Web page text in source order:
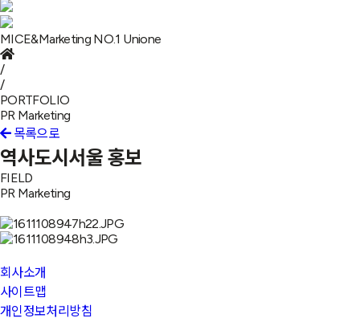
MICE&Marketing NO.1 Unione
/
/
PORTFOLIO
PR Marketing
목록으로
역사도시서울 홍보
FIELD
PR Marketing
회사소개
사이트맵
개인정보처리방침